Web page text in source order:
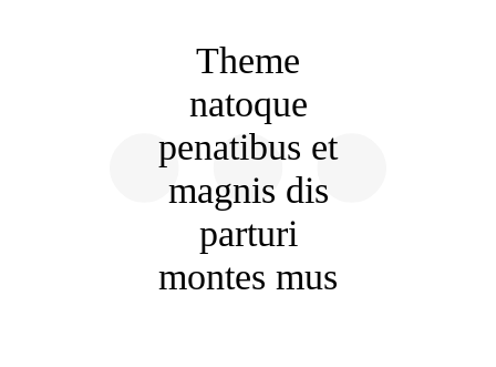
Theme
natoque
penatibus et
magnis dis
parturi
montes mus